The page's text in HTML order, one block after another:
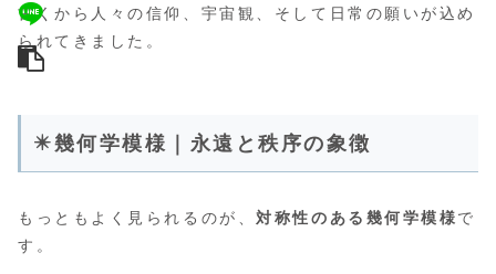
古くから人々の信仰、宇宙観、そして日常の願いが込め
られてきました。
✴️幾何学模様｜永遠と秩序の象徴
もっともよく見られるのが、対称性のある幾何学模様で
す。